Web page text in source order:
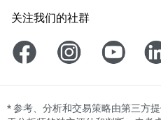
关注我们的社群
*参考、分析和交易策略由第三方